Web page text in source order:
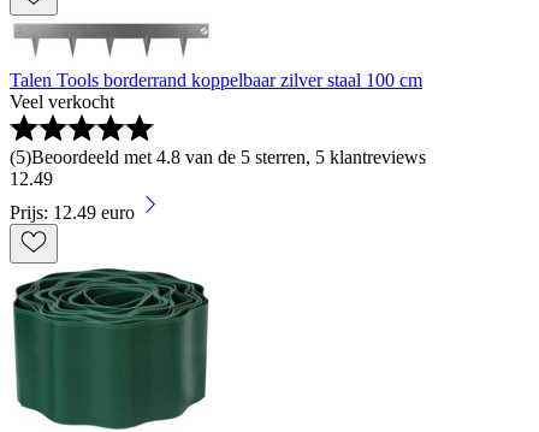
Talen Tools borderrand koppelbaar zilver staal 100 cm
Veel verkocht
(5)Beoordeeld met 4.8 van de 5 sterren, 5 klantreviews
12.49
Prijs: 12.49 euro